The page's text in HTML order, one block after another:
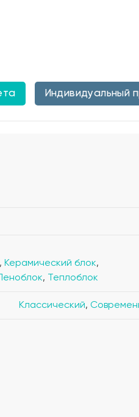
Индивидуальный
, Керамический блок,
Пеноблок, Теплоблок
Классический,